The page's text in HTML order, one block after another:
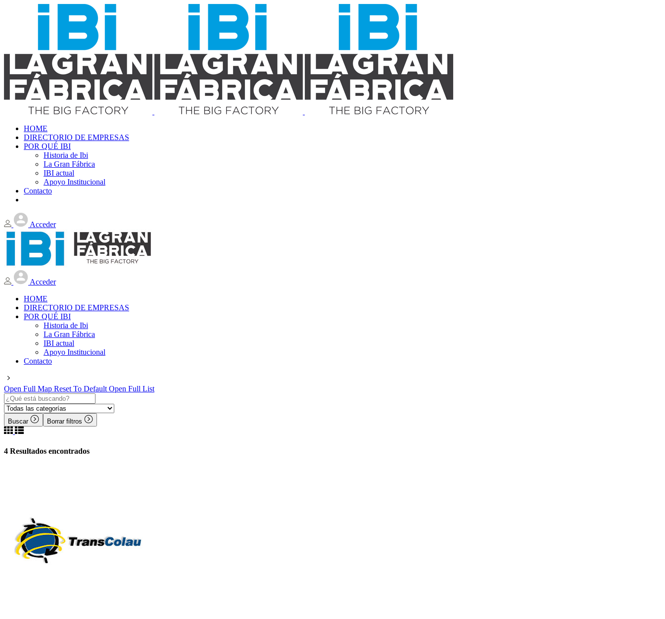
HOME
DIRECTORIO DE EMPRESAS
POR QUÉ IBI
Historia de Ibi
La Gran Fábrica
IBI actual
Apoyo Institucional
Contacto
Acceder
Acceder
HOME
DIRECTORIO DE EMPRESAS
POR QUÉ IBI
Historia de Ibi
La Gran Fábrica
IBI actual
Apoyo Institucional
Contacto
Open Full Map Reset To Default Open Full List
Buscar Borrar filtros
4 Resultados encontrados